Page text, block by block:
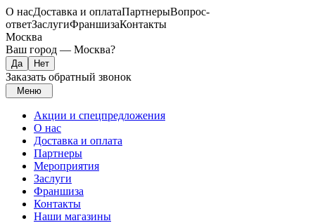
О насДоставка и оплатаПартнерыВопрос-
ответЗаслугиФраншизаКонтакты
Москва
Ваш город — Москва?
Заказать обратный звонок
Меню
Акции и спецпредложения
О нас
Доставка и оплата
Партнеры
Мероприятия
Заслуги
Франшиза
Контакты
Наши магазины